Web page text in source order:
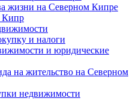
жизни на Северном Кипре
Кипр
и налоги
и юридические
на жительство на Северном
недвижимости